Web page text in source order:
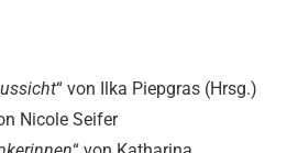
“ von Ilka Piepgras (Hrsg.)
Nicole Seifer